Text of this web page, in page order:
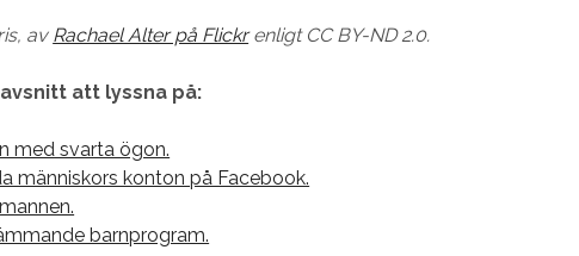
av Rachael Alter på Flickrenligt CC BY-ND 2.0.
att lyssna på:
med svarta ögon.
människors konton på Facebook.
barnprogram.